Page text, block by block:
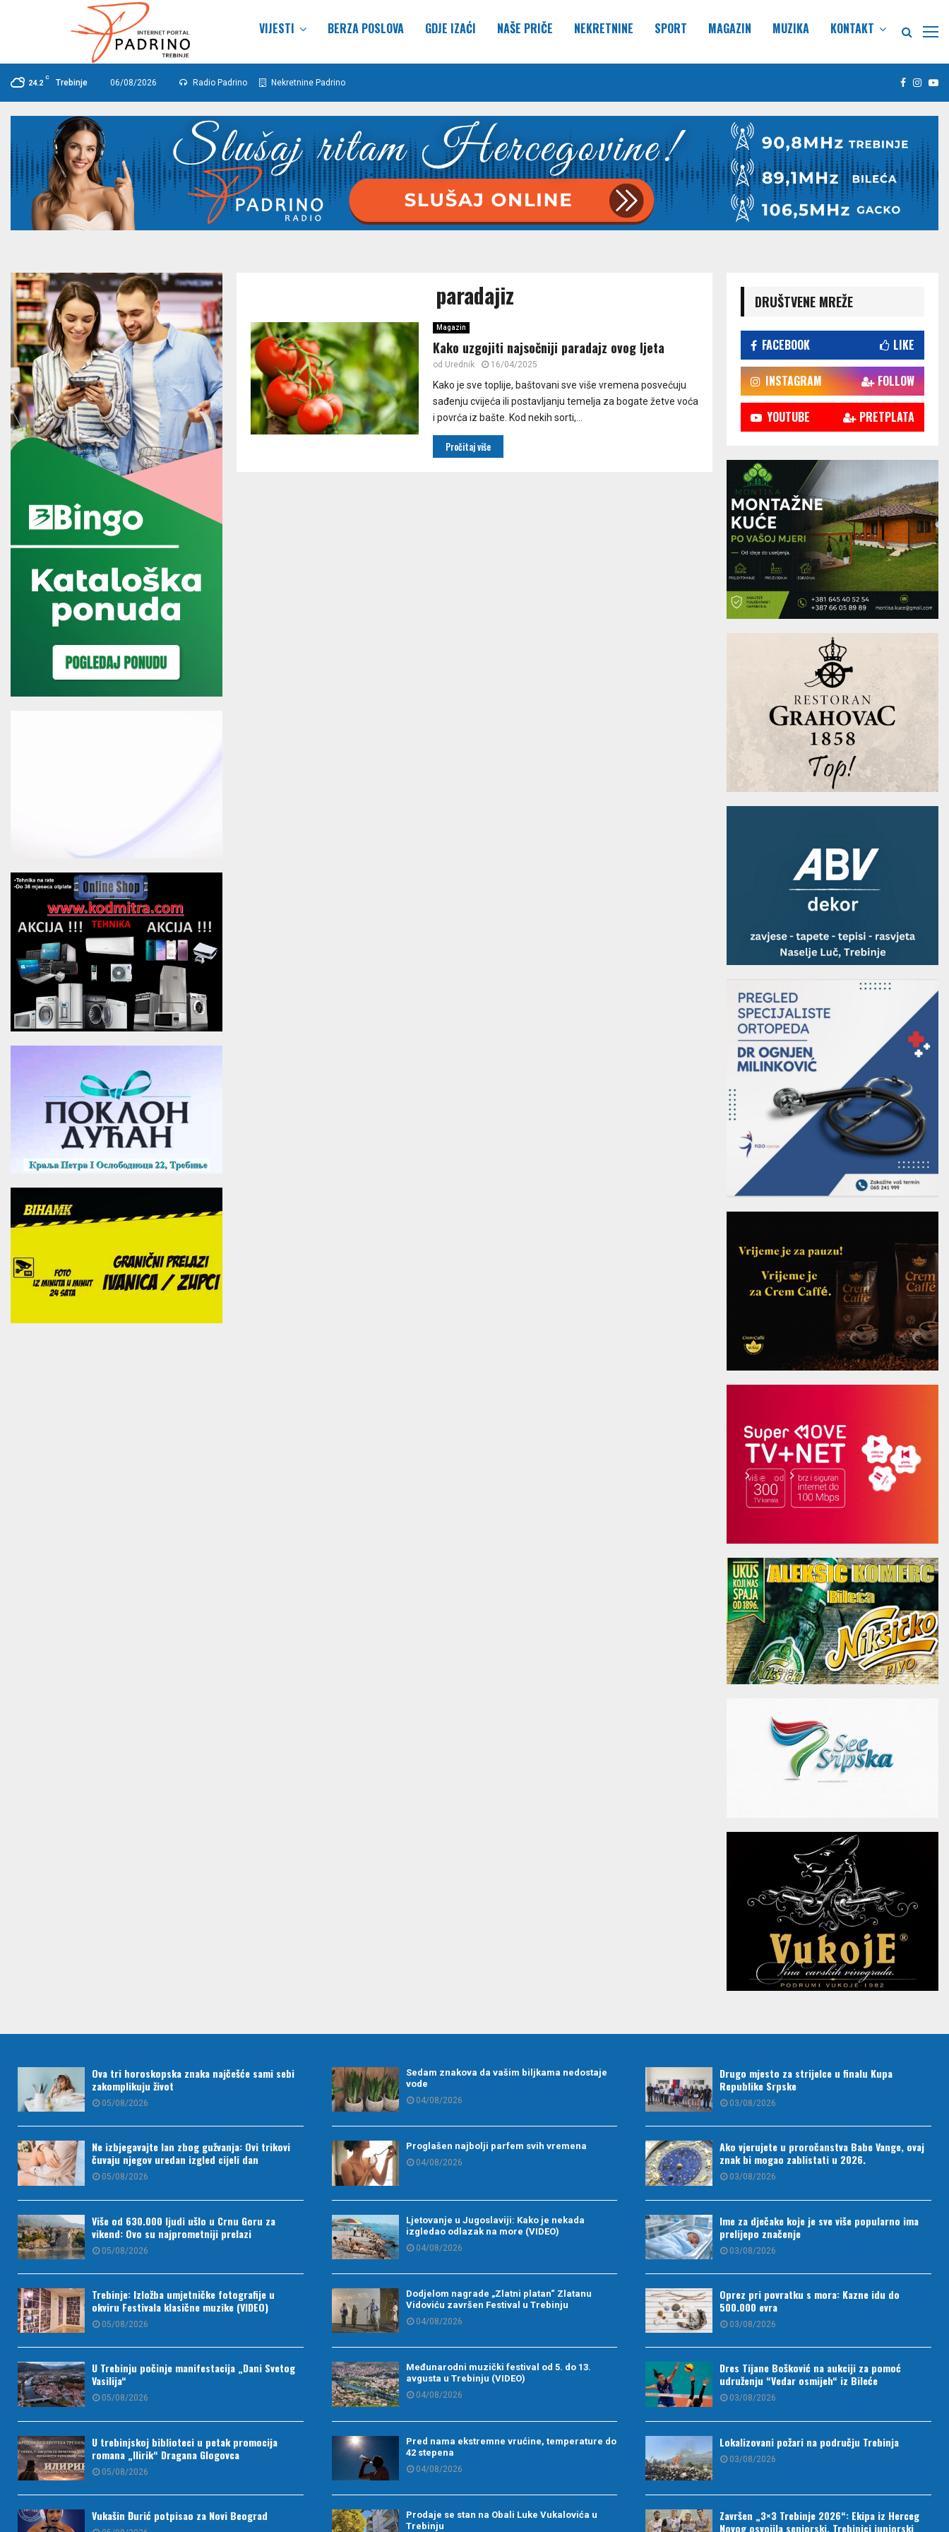
VIJESTI BERZA POSLOVA GDJE IZAĆI NAŠE PRIČE NEKRETNINE SPORT MAGAZIN MUZIKA KONTAKT
24.2
C
Trebinje 06/08/2026 Radio Padrino Nekretnine Padrino Facebook
paradajiz
Magazin
Kako uzgojiti najsočniji paradajz ovog ljeta
od Urednik 16/04/2025
Kako je sve toplije, baštovani sve više vremena posvećuju
sađenju cvijeća ili postavljanju temelja za bogate žetve voća
i povrća iz bašte. Kod nekih sorti,...
Pročitaj više
DRUŠTVENE MREŽE
FACEBOOK LIKE
INSTAGRAM FOLLOW
YOUTUBE PRETPLATA
Ova tri horoskopska znaka najčešće sami sebi
zakomplikuju život
05/08/2026
Ne izbjegavajte lan zbog gužvanja: Ovi trikovi
čuvaju njegov uredan izgled cijeli dan
05/08/2026
Više od 630.000 ljudi ušlo u Crnu Goru za
vikend: Ovo su najprometniji prelazi
05/08/2026
Trebinje: Izložba umjetničke fotografije u
okviru Festivala klasične muzike (VIDEO)
05/08/2026
U Trebinju počinje manifestacija „Dani Svetog
Vasilija“
05/08/2026
U trebinjskoj biblioteci u petak promocija
romana „Ilirik“ Dragana Glogovca
05/08/2026
Vukašin Đurić potpisao za Novi Beograd
Sedam znakova da vašim biljkama nedostaje
vode
04/08/2026
Proglašen najbolji parfem svih vremena
04/08/2026
Ljetovanje u Jugoslaviji: Kako je nekada
izgledao odlazak na more (VIDEO)
04/08/2026
Dodjelom nagrade „Zlatni platan“ Zlatanu
Vidoviću završen Festival u Trebinju
04/08/2026
Međunarodni muzički festival od 5. do 13.
avgusta u Trebinju (VIDEO)
04/08/2026
Pred nama ekstremne vrućine, temperature do
42 stepena
04/08/2026
Prodaje se stan na Obali Luke Vukalovića u
Trebinju
Drugo mjesto za strijelce u finalu Kupa
Republike Srpske
03/08/2026
Ako vjerujete u proročanstva Babe Vange, ovaj
znak bi mogao zablistati u 2026.
03/08/2026
Ime za dječake koje je sve više popularno ima
prelijepo značenje
03/08/2026
Oprez pri povratku s mora: Kazne idu do
500.000 evra
03/08/2026
Dres Tijane Bošković na aukciji za pomoć
udruženju “Vedar osmijeh“ iz Bileće
03/08/2026
Lokalizovani požari na području Trebinja
03/08/2026
Završen „3×3 Trebinje 2026“: Ekipa iz Herceg
Novog osvojila seniorski, Trebinjci juniorski